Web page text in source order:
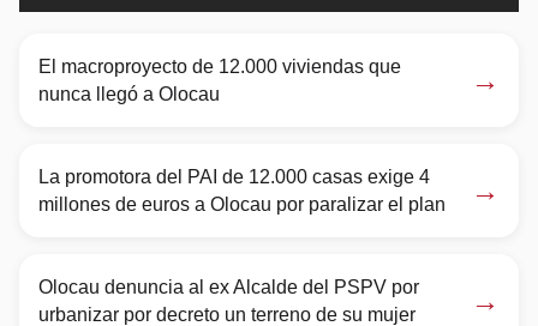
El macroproyecto de 12.000 viviendas que
nunca llegó a Olocau
→
La promotora del PAI de 12.000 casas exige 4
millones de euros a Olocau por paralizar el plan
→
Olocau denuncia al ex Alcalde del PSPV por
urbanizar por decreto un terreno de su mujer
→